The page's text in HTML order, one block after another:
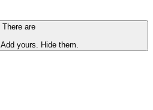
There are
Add yours. Hide them.